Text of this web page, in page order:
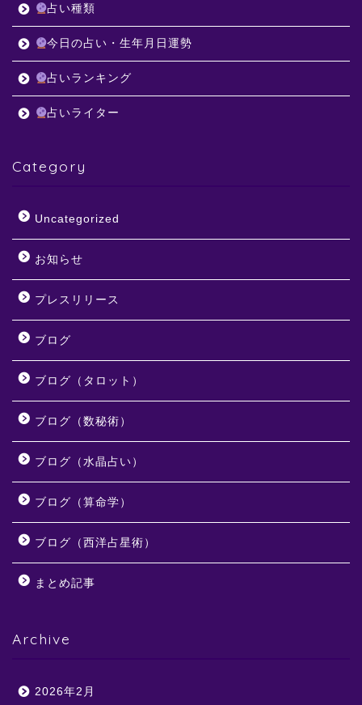
占い種類
今日の占い・生年月日運勢
占いランキング
占いライター
Category
Uncategorized
お知らせ
プレスリリース
ブログ
ブログ（タロット）
ブログ（数秘術）
ブログ（水晶占い）
ブログ（算命学）
ブログ（西洋占星術）
まとめ記事
Archive
2026年2月